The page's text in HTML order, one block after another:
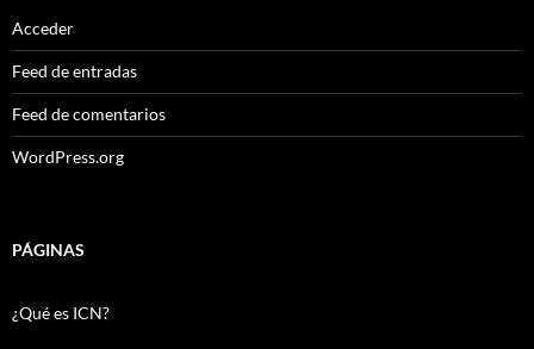
Acceder
Feed de entradas
Feed de comentarios
WordPress.org
PÁGINAS
¿Qué es ICN?